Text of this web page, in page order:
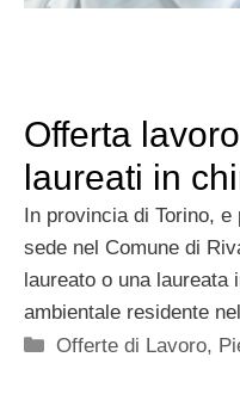
Offerta
laureati in
In provincia di Torino,
sede nel Comune di
laureato o una laureata
ambientale residente
Categorie
Offerte di Lavoro,